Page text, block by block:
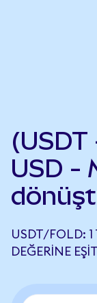
USD -
USDT/FOLD: 1
DEĞERINE